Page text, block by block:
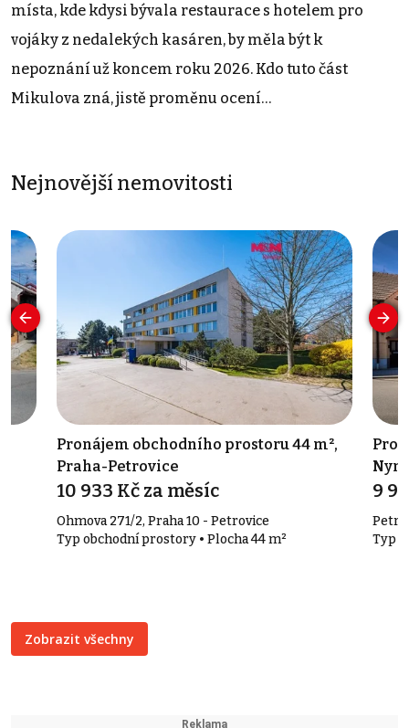
místa, kde kdysi bývala restaurace s hotelem pro
vojáky z nedalekých kasáren, by měla být k
nepoznání už koncem roku 2026. Kdo tuto část
Mikulova zná, jistě proměnu ocení…
Nejnovější nemovitosti
Pronájem obchodního prostoru 44 m²,
Praha-Petrovice
10 933 Kč za měsíc
Ohmova 271/2, Praha 10 - Petrovice
Typ obchodní prostory • Plocha 44 m²
9
Petra
Typ
Zobrazit všechny